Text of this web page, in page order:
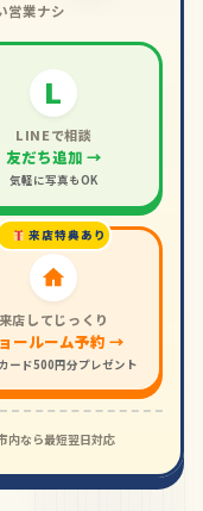
営業ナシ
L
LINEで相談
友だち追加 →
気軽に写真もOK
来店特典あり
来店してじっくり
ールーム予約 →
ード500円分プレゼント
内なら最短翌日対応